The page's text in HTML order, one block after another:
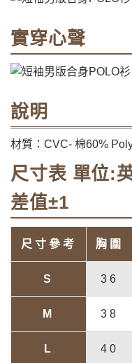
實穿心聲
說明
材質：CVC- 棉60%
尺寸表 單位:
差值±1
尺寸參考 胸圍
S 36
M 38
L 40